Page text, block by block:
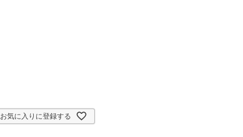
お気に入りに登録する